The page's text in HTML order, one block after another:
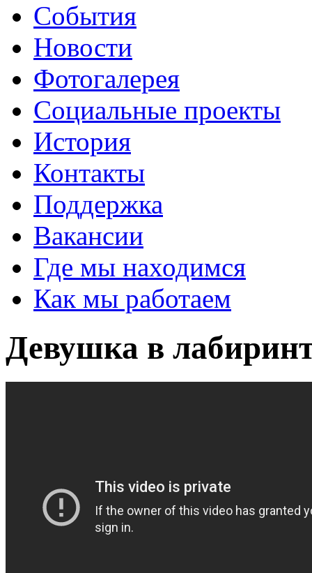
События
Новости
Фотогалерея
Социальные проекты
История
Контакты
Поддержка
Вакансии
Где мы находимся
Как мы работаем
Девушка в